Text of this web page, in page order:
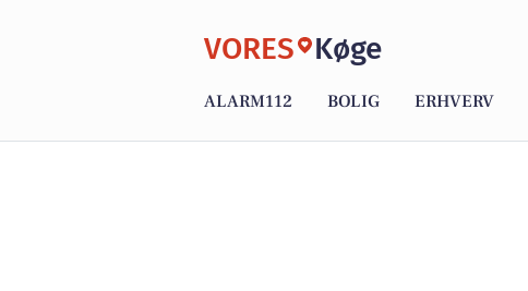
VORES Køge
ALARM112 BOLIG ERHVERV